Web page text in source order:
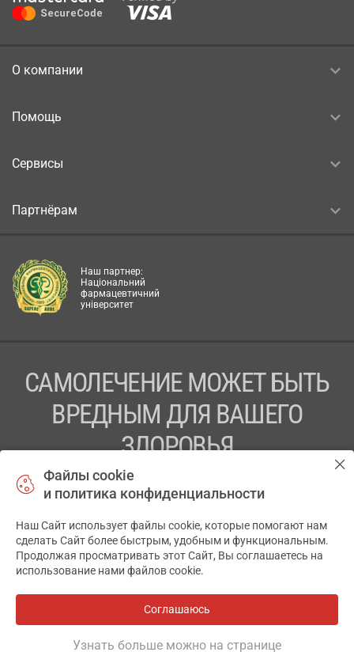
О компании
Помощь
Сервисы
Партнёрам
Наш партнер:
Національний
фармацевтичний
університет
САМОЛЕЧЕНИЕ МОЖЕТ БЫТЬ
ВРЕДНЫМ ДЛЯ ВАШЕГО
ЗДОРОВЬЯ
ПЕРЕД ПРИМЕНЕНИЕМ ПРЕПАРАТА
ПРОКОНСУЛЬТИРУЙТЕСЬ С ВРАЧОМ
ТОВ «АПТЕКА 911.ЮА» Код ЄДРПОУ 43631965.
Отказ от ответственности
АПТЕКА911.ЮА
Файлы cookie
и политика конфиденциальности
Наш Сайт использует файлы cookie, которые помогают нам
сделать Сайт более быстрым, удобным и функциональным.
Продолжая просматривать этот Сайт, Вы соглашаетесь на
использование нами файлов cookie.
Соглашаюсь
Узнать больше можно на странице
✕